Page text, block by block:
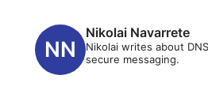
Nikolai Navarrete
Nikolai writes about
secure messaging.